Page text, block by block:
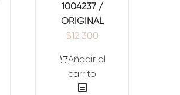
1004237 /
ORIGINAL
$12,300
Añadir al
carrito